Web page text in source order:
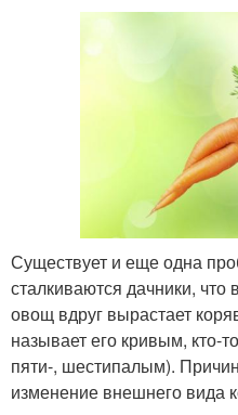
Существует и еще одна
сталкиваются дачники,
овощ вдруг вырастает
называет его кривым, кто-
пяти-, шестипалым).
изменение внешнего вида